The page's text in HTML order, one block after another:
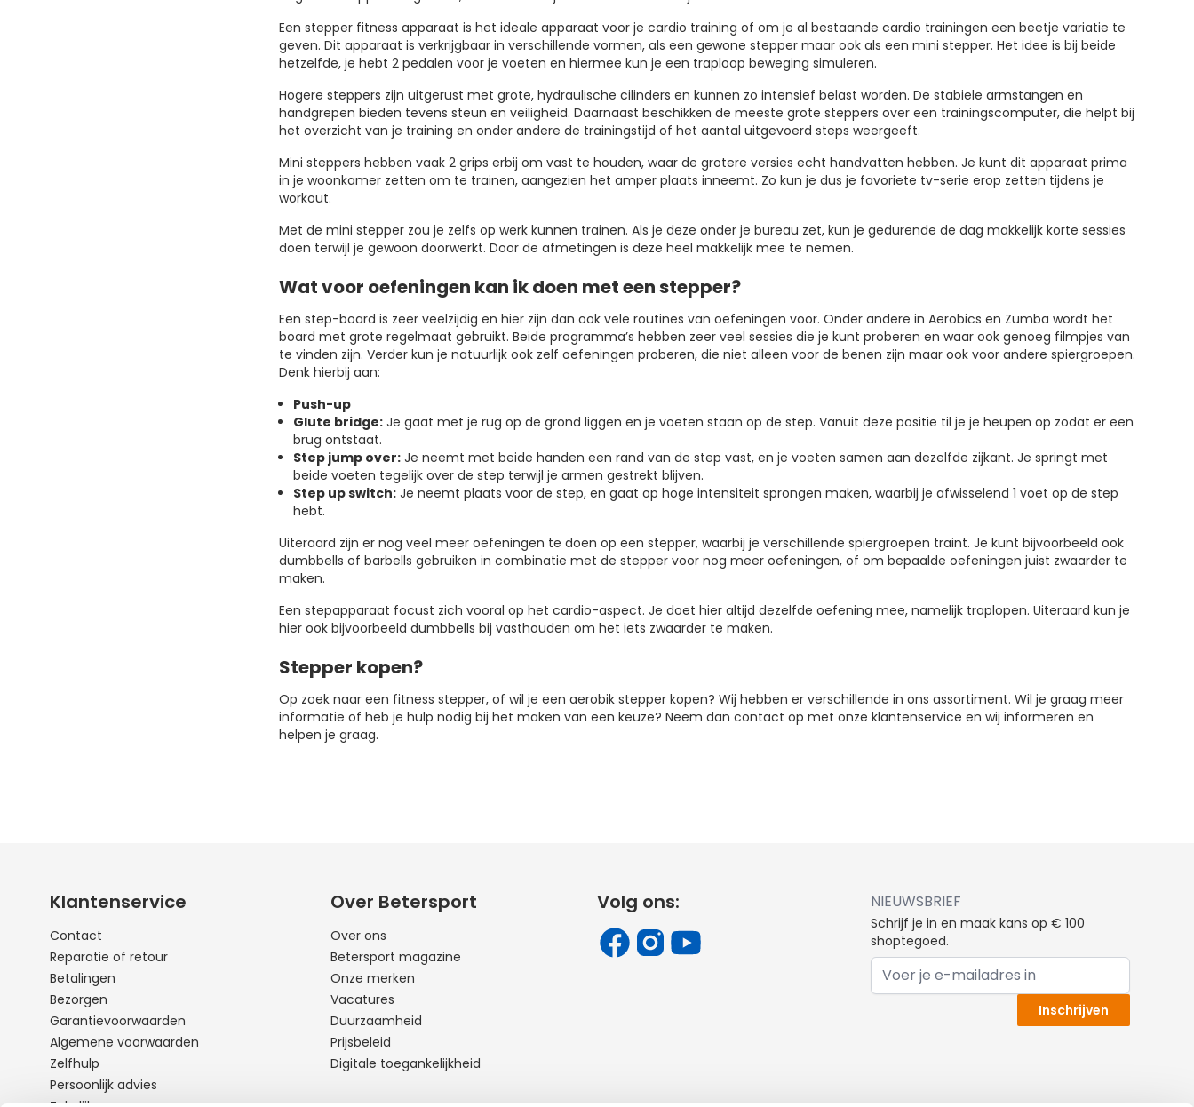
Een stepper fitness apparaat is het ideale apparaat voor je cardio training of om je al bestaande cardio trainingen een beetje variatie te
geven. Dit apparaat is verkrijgbaar in verschillende vormen, als een gewone stepper maar ook als een mini stepper. Het idee is bij beide
hetzelfde, je hebt 2 pedalen voor je voeten en hiermee kun je een traploop beweging simuleren.
Hogere steppers zijn uitgerust met grote, hydraulische cilinders en kunnen zo intensief belast worden. De stabiele armstangen en
handgrepen bieden tevens steun en veiligheid. Daarnaast beschikken de meeste grote steppers over een trainingscomputer, die helpt bij
het overzicht van je training en onder andere de trainingstijd of het aantal uitgevoerd steps weergeeft.
Mini steppers hebben vaak 2 grips erbij om vast te houden, waar de grotere versies echt handvatten hebben. Je kunt dit apparaat prima
in je woonkamer zetten om te trainen, aangezien het amper plaats inneemt. Zo kun je dus je favoriete tv-serie erop zetten tijdens je
workout.
Met de mini stepper zou je zelfs op werk kunnen trainen. Als je deze onder je bureau zet, kun je gedurende de dag makkelijk korte sessies
doen terwijl je gewoon doorwerkt. Door de afmetingen is deze heel makkelijk mee te nemen.
Wat voor oefeningen kan ik doen met een stepper?
Een step-board is zeer veelzijdig en hier zijn dan ook vele routines van oefeningen voor. Onder andere in Aerobics en Zumba wordt het
board met grote regelmaat gebruikt. Beide programma’s hebben zeer veel sessies die je kunt proberen en waar ook genoeg filmpjes van
te vinden zijn. Verder kun je natuurlijk ook zelf oefeningen proberen, die niet alleen voor de benen zijn maar ook voor andere spiergroepen.
Denk hierbij aan:
Push-up
Glute bridge:Je gaat met je rug op de grond liggen en je voeten staan op de step. Vanuit deze positie til je je heupen op zodat er een
brug ontstaat.
Step jump over:Je neemt met beide handen een rand van de step vast, en je voeten samen aan dezelfde zijkant. Je springt met
beide voeten tegelijk over de step terwijl je armen gestrekt blijven.
Step up switch:Je neemt plaats voor de step, en gaat op hoge intensiteit sprongen maken, waarbij je afwisselend 1 voet op de step
hebt.
Uiteraard zijn er nog veel meer oefeningen te doen op een stepper, waarbij je verschillende spiergroepen traint. Je kunt bijvoorbeeld ook
dumbbells of barbells gebruiken in combinatie met de stepper voor nog meer oefeningen, of om bepaalde oefeningen juist zwaarder te
maken.
Een stepapparaat focust zich vooral op het cardio-aspect. Je doet hier altijd dezelfde oefening mee, namelijk traplopen. Uiteraard kun je
hier ook bijvoorbeeld dumbbells bij vasthouden om het iets zwaarder te maken.
Stepper kopen?
Op zoek naar een fitness stepper, of wil je een aerobik stepper kopen? Wij hebben er verschillende in ons assortiment. Wil je graag meer
informatie of heb je hulp nodig bij het maken van een keuze? Neem dan contact op met onze klantenservice en wij informeren en
helpen je graag.
Klantenservice
Contact
Reparatie of retour
Betalingen
Bezorgen
Garantievoorwaarden
Algemene voorwaarden
Zelfhulp
Persoonlijk advies
Over Betersport
Over ons
Betersport magazine
Onze merken
Vacatures
Duurzaamheid
Prijsbeleid
Digitale toegankelijkheid
Volg ons: NIEUWSBRIEF
Schrijf je in en maak kans op € 100
shoptegoed.
E-mail adres
Inschrijven